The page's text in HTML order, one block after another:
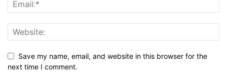
Save my name, email, and website in this browser for the
next time I comment.